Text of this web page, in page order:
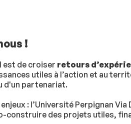
!
est de croiser retours
utiles à l’action et au
d'un partenariat.
: l’Université Perpignan
construire des projets utiles,